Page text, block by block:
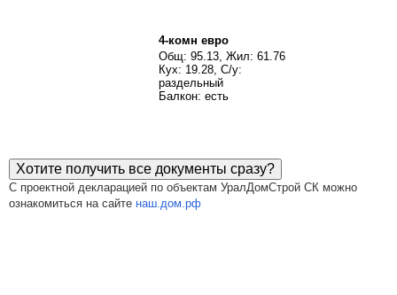
4-комн евро
Общ: 95.13, Жил: 61.76
Кух: 19.28, С/у:
раздельный
Балкон: есть
Хотите получить все документы сразу?
С проектной декларацией по объектам УралДомСтрой СК можно
ознакомиться на сайте наш.дом.рф